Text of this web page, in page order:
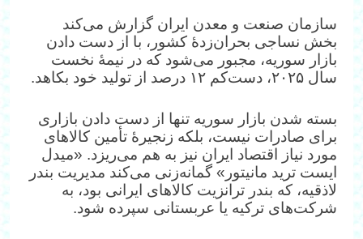
سازمان صنعت و معدن ایران گزارش می‌کند
بخش نساجی بحران‌زدهٔ کشور، با از دست دادن
بازار سوریه، مجبور می‌شود که در نیمهٔ نخست
سال ۲۰۲۵، دست‌کم ۱۲ درصد از تولید خود بکاهد.
بسته شدن بازار سوریه تنها از دست دادن بازاری
برای صادرات نیست، بلکه زنجیرهٔ تأمین کالاهای
مورد نیاز اقتصاد ایران نیز به هم می‌ریزد. «میدل
ایست ترید مانیتور» گمانه‌زنی می‌کند مدیریت بندر
لاذقیه، که بندر ترانزیت کالاهای ایرانی بود، به
شرکت‌های ترکیه یا عربستانی سپرده شود.